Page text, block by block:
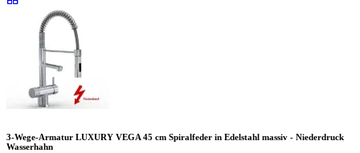
3-Wege-Armatur LUXURY VEGA 45 cm Spiralfeder in Edelstahl massiv - Niederdruck
Wasserhahn